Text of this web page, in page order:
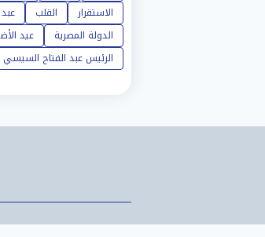
الاستقرار
القلب
الدولة المصرية
عيد
الرئيس عبد الفتاح